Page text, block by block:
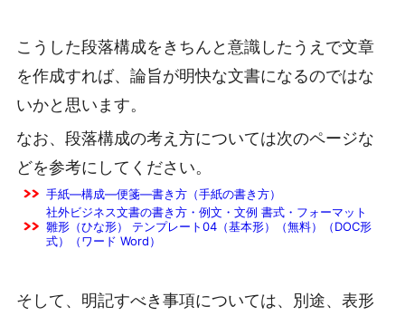
こうした段落構成をきちんと意識したうえで文章
を作成すれば、論旨が明快な文書になるのではな
いかと思います。
なお、段落構成の考え方については次のページな
どを参考にしてください。
手紙―構成―便箋―書き方（手紙の書き方）
社外ビジネス文書の書き方・例文・文例 書式・フォーマット
雛形（ひな形） テンプレート04（基本形）（無料）（DOC形
式）（ワード Word）
そして、明記すべき事項については、別途、表形